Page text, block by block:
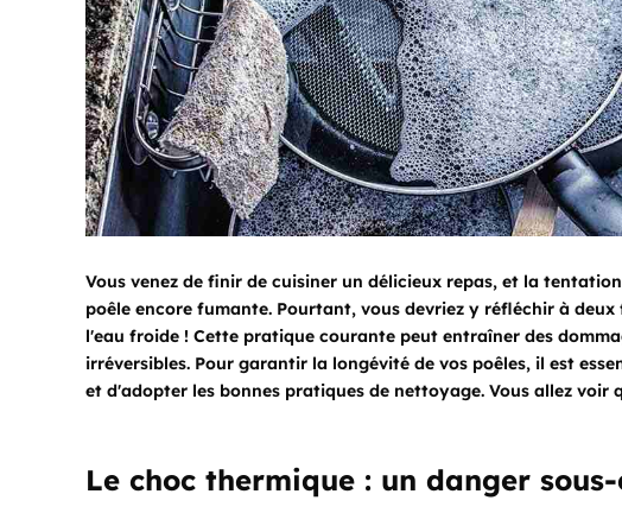
Vous venez de finir de cuisiner un délicieux repas, et la
poêle encore fumante. Pourtant, vous devriez y réfléchir à
l'eau froide ! Cette pratique courante peut entraîner des
irréversibles. Pour garantir la longévité de vos poêles, il est
et d'adopter les bonnes pratiques de nettoyage. Vous allez voir
Le choc thermique : un danger